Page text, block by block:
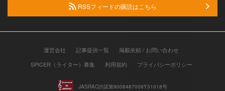
RSSフィードの購読はこちら
運営会社 記事提供一覧
掲載依頼 / お問い合わせ
SPICER（ライター）募集
利用規約 プライバシーポリシー
JASRAC許諾第9008487009Y31018号